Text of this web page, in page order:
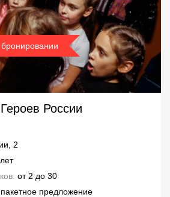
России
2
от 2 до 30
предложение